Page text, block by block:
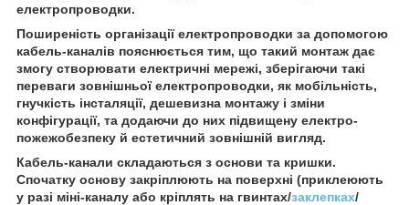
електропроводки.
Поширеність організації електропроводки за допомогою
кабель-каналів пояснюється тим, що такий монтаж дає
змогу створювати електричні мережі, зберігаючи такі
переваги зовнішньої електропроводки, як мобільність,
гнучкість інсталяції, дешевизна монтажу і зміни
конфігурації, та додаючи до них підвищену електро-
пожежобезпеку й естетичний зовнішній вигляд.
Кабель-канали складаються з основи та кришки.
Спочатку основу закріплюють на поверхні (приклеюють
у разі міні-каналу або кріплять на гвинтах/заклепках/